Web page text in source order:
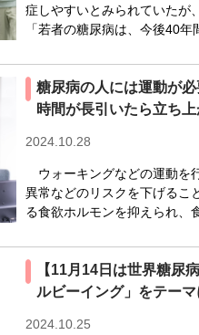
症しやすいとみられていた
「若者の糖尿病は、今後40
糖尿病の人には運動が
時間が長引いたら立ち
2024.10.28
ウォーキングなどの運動を
異常などのリスクを下げる
る食欲ホルモンを抑えられ、
【11月14日は世界糖
ルビーイング」をテー
2024.10.25